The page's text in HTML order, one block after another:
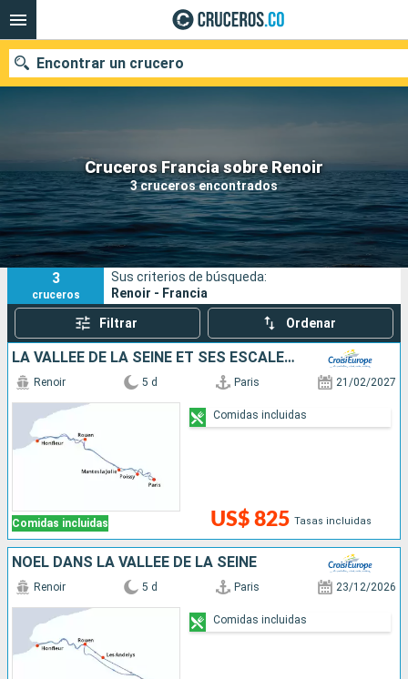
Cruceros Francia sobre Renoir
3 cruceros encontrados
Encontrar un crucero
Fecha de salida
Buscar
3
cruceros
Sus criterios de búsqueda:
Renoir - Francia
Filtrar Ordenar
LA VALLÉE DE LA SEINE ET SES ESCALES INCONTOURNABLES
Comidas incluidas
Renoir 5 d Paris 21/02/2027
US$ 825 Tasas incluidas
Comidas incluidas
NOËL DANS LA VALLÉE DE LA SEINE
Renoir 5 d Paris 23/12/2026
Comidas incluidas